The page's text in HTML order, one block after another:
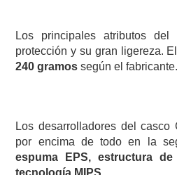
Los principales atributos
protección y su gran ligereza.
240 gramos según el fabricante.
Los desarrolladores del
por encima de todo en la
espuma EPS, estructura
tecnología MIPS.